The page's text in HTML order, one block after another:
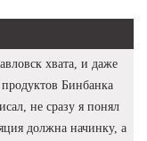
хвата, и даже
Бинбанка
не сразу я понял
должна начинку, а